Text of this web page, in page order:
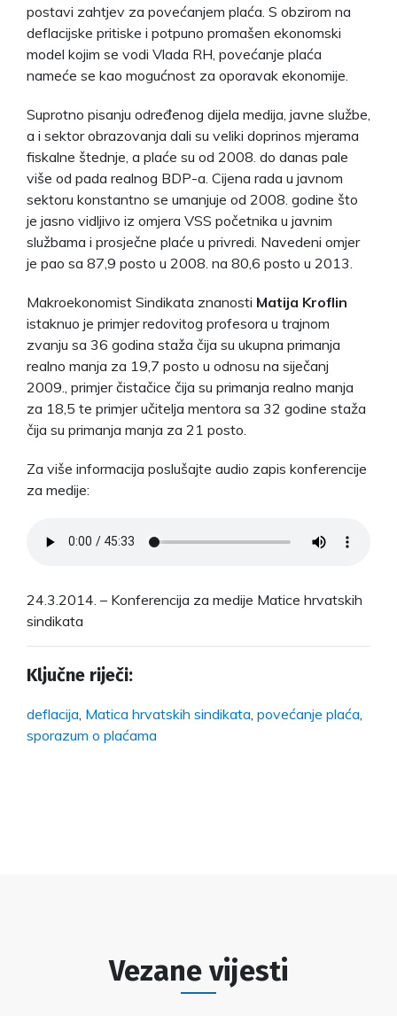
postavi zahtjev za povećanjem plaća. S obzirom na
deflacijske pritiske i potpuno promašen ekonomski
model kojim se vodi Vlada RH, povećanje plaća
nameće se kao mogućnost za oporavak ekonomije.
Suprotno pisanju određenog dijela medija, javne službe,
a i sektor obrazovanja dali su veliki doprinos mjerama
fiskalne štednje, a plaće su od 2008. do danas pale
više od pada realnog BDP-a. Cijena rada u javnom
sektoru konstantno se umanjuje od 2008. godine što
je jasno vidljivo iz omjera VSS početnika u javnim
službama i prosječne plaće u privredi. Navedeni omjer
je pao sa 87,9 posto u 2008. na 80,6 posto u 2013.
Makroekonomist Sindikata znanosti Matija Kroflin
istaknuo je primjer redovitog profesora u trajnom
zvanju sa 36 godina staža čija su ukupna primanja
realno manja za 19,7 posto u odnosu na siječanj
2009., primjer čistačice čija su primanja realno manja
za 18,5 te primjer učitelja mentora sa 32 godine staža
čija su primanja manja za 21 posto.
Za više informacija poslušajte audio zapis konferencije
za medije:
24.3.2014. – Konferencija za medije Matice hrvatskih
sindikata
Ključne riječi:
deflacija Matica hrvatskih sindikata povećanje plaća
sporazum o plaćama
Vezane vijesti